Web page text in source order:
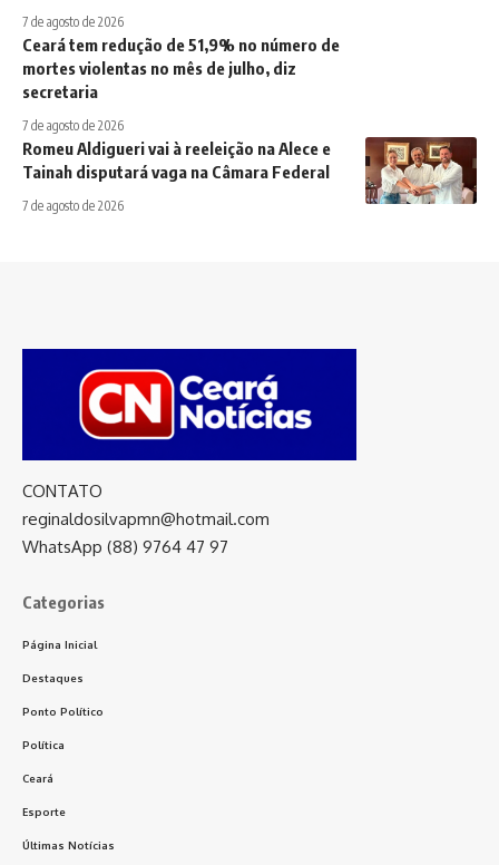
7 de agosto de 2026
Ceará tem redução de 51,9% no número de
mortes violentas no mês de julho, diz
secretaria
7 de agosto de 2026
Romeu Aldigueri vai à reeleição na Alece e
Tainah disputará vaga na Câmara Federal
7 de agosto de 2026
CONTATO
reginaldosilvapmn@hotmail.com
WhatsApp (88) 9764 47 97
Categorias
Página Inicial
Destaques
Ponto Político
Política
Ceará
Esporte
Últimas Notícias